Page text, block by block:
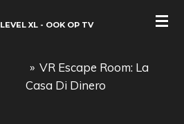
LEVEL XL - OOK OP TV
» VR Escape Room: La
Casa Di Dinero